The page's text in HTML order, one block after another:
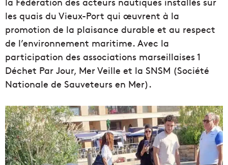
les quais du Vieux-Port qui œuvrent à la
promotion de la plaisance durable et au respect
de l’environnement maritime. Avec la
participation des associations marseillaises 1
Déchet Par Jour, Mer Veille et la SNSM (Société
Nationale de Sauveteurs en Mer).